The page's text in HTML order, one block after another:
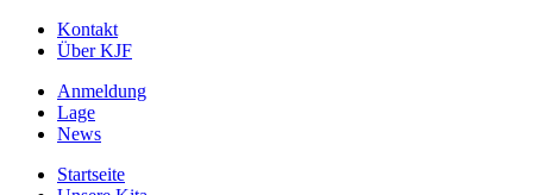
Kontakt
Über KJF
Anmeldung
Lage
News
Startseite